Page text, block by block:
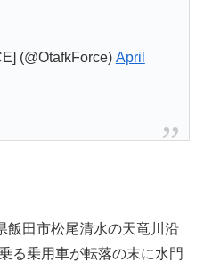
(@OtafkForce) April
飯田市松尾清水の天竜川沿
る乗用車が転落の末に水門